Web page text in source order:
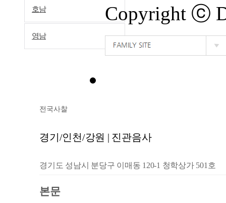
호남
영남
전국사찰
경기/인천/강원 | 진관음사
경기도 성남시 분당구 이매동 120-1 청학상가 501호
본문
Copyright ⓒ